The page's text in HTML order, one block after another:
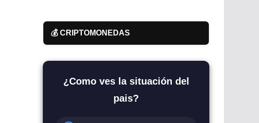
💰 CRIPTOMONEDAS
¿Como ves la situación del
pais?